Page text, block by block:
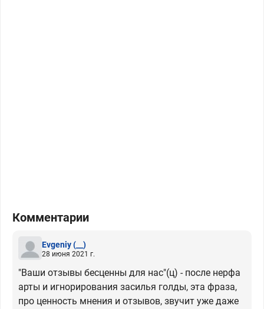
Комментарии
Evgeniy(__)
28 июня 2021 г.
"Ваши отзывы бесценны для нас"(ц) - после нерфа
арты и игнорирования засилья голды, эта фраза,
про ценность мнения и отзывов, звучит уже даже